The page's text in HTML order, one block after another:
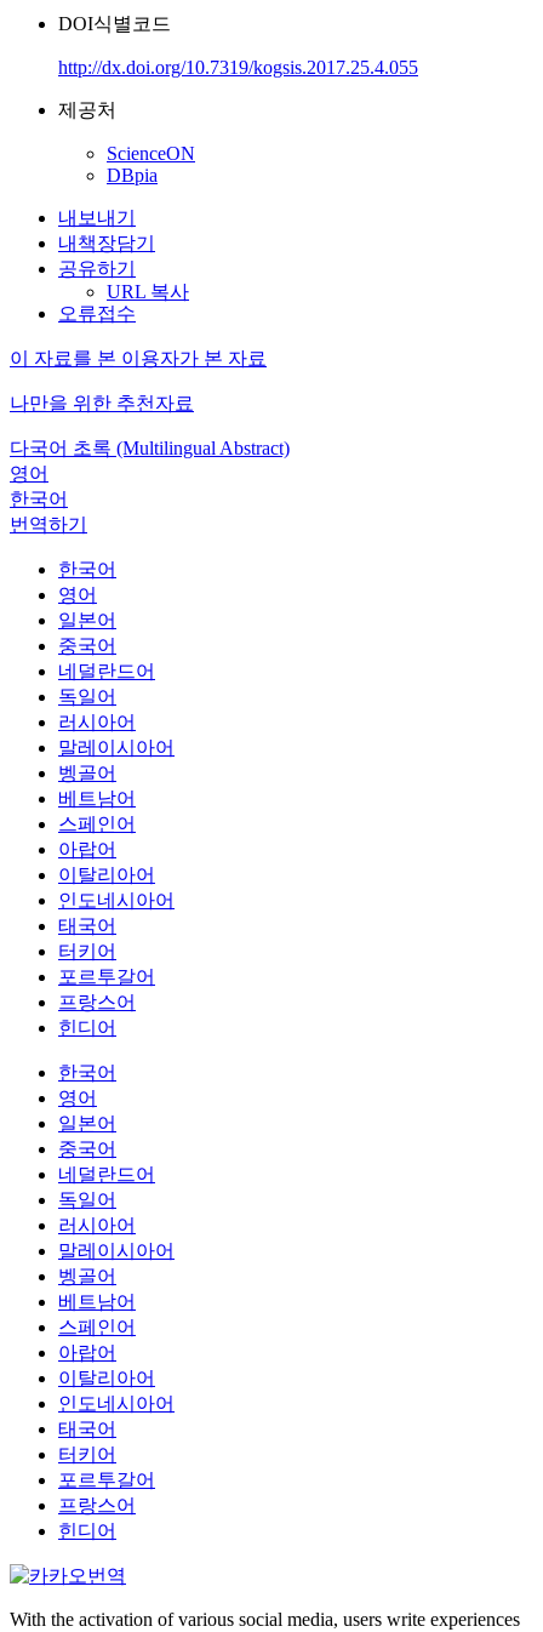
DOI식별코드
http://dx.doi.org/10.7319/kogsis.2017.25.4.055
제공처
ScienceON
DBpia
내보내기
내책장담기
공유하기
URL 복사
오류접수
이 자료를 본 이용자가 본 자료
나만을 위한 추천자료
다국어 초록 (Multilingual Abstract)
영어
한국어
번역하기
한국어
영어
일본어
중국어
네덜란드어
독일어
러시아어
말레이시아어
벵골어
베트남어
스페인어
아랍어
이탈리아어
인도네시아어
태국어
터키어
포르투갈어
프랑스어
힌디어
한국어
영어
일본어
중국어
네덜란드어
독일어
러시아어
말레이시아어
벵골어
베트남어
스페인어
아랍어
이탈리아어
인도네시아어
태국어
터키어
포르투갈어
프랑스어
힌디어
With the activation of various social media, users write experiences